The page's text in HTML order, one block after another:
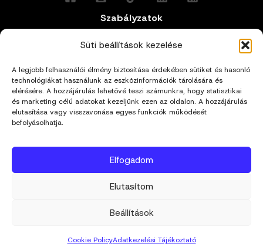
Süti beállítások kezelése
A legjobb felhasználói élmény biztosítása érdekében sütiket és hasonló
technológiákat használunk az eszközinformációk tárolására és
elérésére. A hozzájárulás lehetővé teszi számunkra, hogy statisztikai
és marketing célú adatokat kezeljünk ezen az oldalon. A hozzájárulás
elutasítása vagy visszavonása egyes funkciók működését
befolyásolhatja.
Elfogadom
Elutasítom
Beállítások
Cookie PolicyAdatkezelési Tájékoztató
Szabályzatok
Általános Felhasználási Feltételek
Adatkezelési Tájékoztató
Impresszum
Kapcsolat
hello@mivagyunk.hu